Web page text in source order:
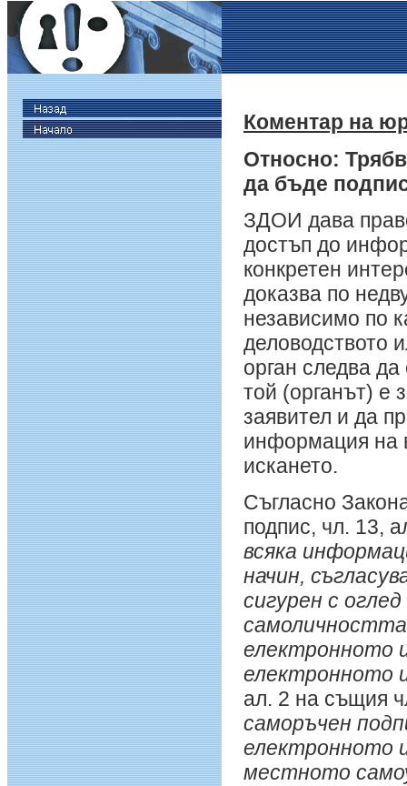
Коментар на
Относно:
да бъде
ЗДОИ дава
достъп до
конкретен
доказва по
независимо по
деловодството
орган следва
той (органът) е
заявител и да
информация на
искането.
Съгласно
подпис, чл. 13,
всяка
начин,
сигурен с
електронното
електронното
ал. 2 на същия
саморъчен
електронното
местното